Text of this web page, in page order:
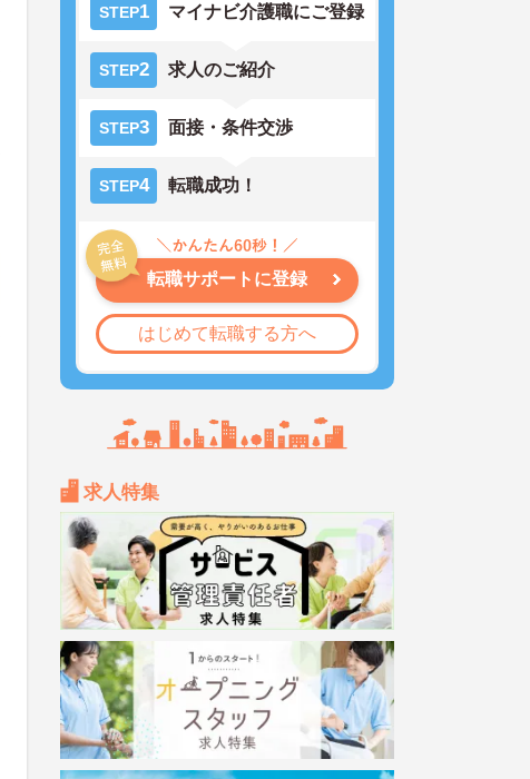
STEP1 マイナビ介護職にご登録
STEP2 求人のご紹介
STEP3 面接・条件交渉
STEP4 転職成功！
転職サポートに登録
はじめて転職する方へ
求人特集